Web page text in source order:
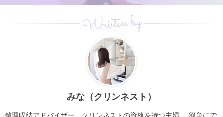
Written by
みな（クリンネスト）
整理収納アドバイザー、クリンネストの資格を持つ主婦。”簡単にで